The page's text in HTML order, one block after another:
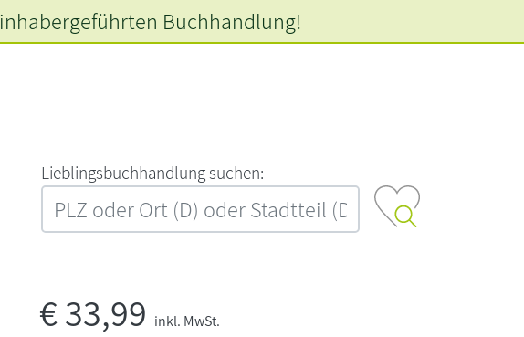
L‍i‍e‍b‍l‍i‍n‍g‍s‍b‍u‍c‍h‍h‍a‍n‍d‍l‍u‍n‍g‍ ‍s‍u‍c‍h‍e‍n‍:‍
Buchhandlung!
€33,99 inkl. MwSt.